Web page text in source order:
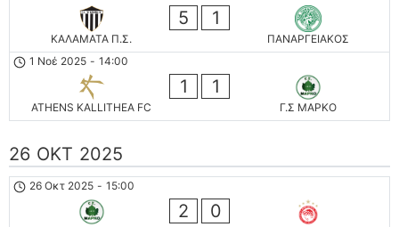
ΚΑΛΑΜΑΤΑ Π.Σ.
5 1
ΠΑΝΑΡΓΕΙΑΚΟΣ
1 Νοέ 2025 - 14:00
ATHENS KALLITHEA FC
1 1
Γ.Σ ΜΑΡΚΟ
26 ΟΚΤ 2025
26 Οκτ 2025 - 15:00
2 0